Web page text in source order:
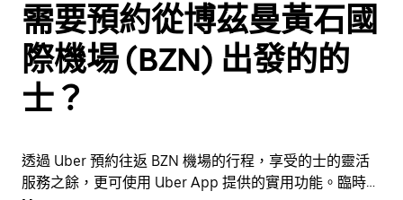
需要預約從博茲曼黃石國
際機場 (BZN) 出發的的
士？
透過 Uber 預約往返 BZN 機場的行程，享受的士的靈活
服務之餘，更可使用 Uber App 提供的實用功能。臨時需